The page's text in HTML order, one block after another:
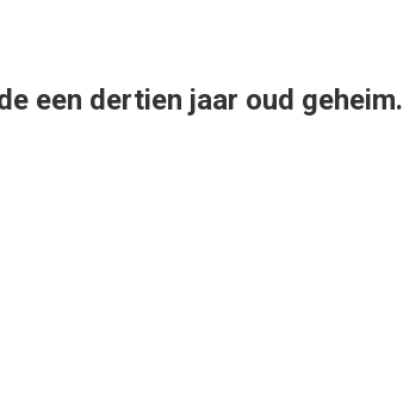
een dertien jaar oud geheim.